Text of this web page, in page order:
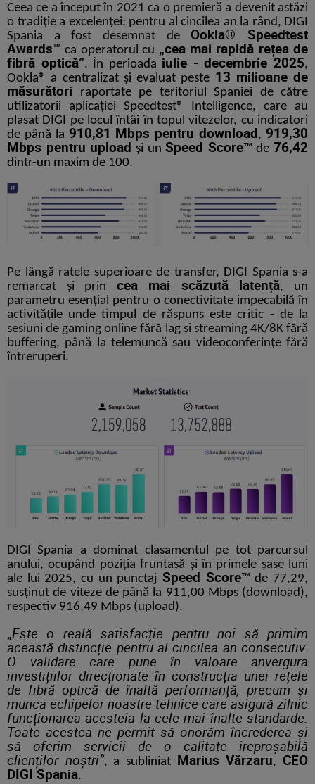
Ceea ce a început în 2021 ca o premieră a devenit astăzi
o tradiție a excelenței: pentru al cincilea an la rând, DIGI
Spania a fost desemnat de Ookla® Speedtest
Awards™ ca operatorul cu „cea mai rapidă rețea de
fibră optică”. În perioada iulie - decembrie 2025,
Ookla® a centralizat și evaluat peste 13 milioane de
măsurători raportate pe teritoriul Spaniei de către
utilizatorii aplicației Speedtest® Intelligence, care au
plasat DIGI pe locul întâi în topul vitezelor, cu indicatori
de până la 910,81 Mbps pentru download, 919,30
Mbps pentru upload și unSpeed Score™ de 76,42
dintr-un maxim de 100.
Pe lângă ratele superioare de transfer, DIGI Spania s-a
remarcat și prin cea mai scăzută latență, un
parametru esențial pentru o conectivitate impecabilă în
activitățile unde timpul de răspuns este critic - de la
sesiuni de gaming online fără lag și streaming 4K/8K fără
buffering, până la telemuncă sau videoconferințe fără
întreruperi.
DIGI Spania a dominat clasamentul pe tot parcursul
anului, ocupând poziția fruntașă și în primele șase luni
ale lui 2025, cu un punctaj Speed Score™de 77,29,
susținut de viteze de până la 911,00 Mbps (download),
respectiv 916,49 Mbps (upload).
„Este o reală satisfacție pentru noi să primim
această distincție pentru al cincilea an consecutiv.
O validare care pune în valoare anvergura
investițiilor direcționate în construcția unei rețele
de fibră optică de înaltă performanță, precum și
munca echipelor noastre tehnice care asigură zilnic
funcționarea acesteia la cele mai înalte standarde.
Toate acestea ne permit să onorăm încrederea și
să oferim servicii de o calitate ireproșabilă
clienților noștri”, a subliniat Marius Vărzaru,CEO
DIGI Spania.